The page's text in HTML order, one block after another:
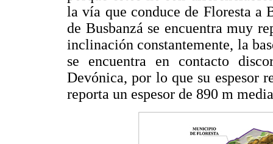
la vía que conduce de Floresta a
de Busbanzá se encuentra muy
inclinación constantemente, la
se encuentra en contacto
Devónica, por lo que su espesor
reporta un espesor de 890 m